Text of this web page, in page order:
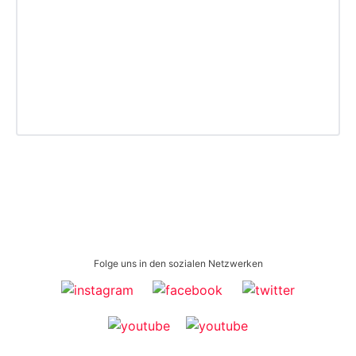
Folge uns in den sozialen Netzwerken